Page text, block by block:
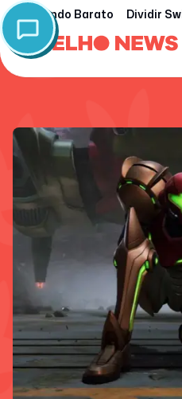
Nintendo Barato Dividir